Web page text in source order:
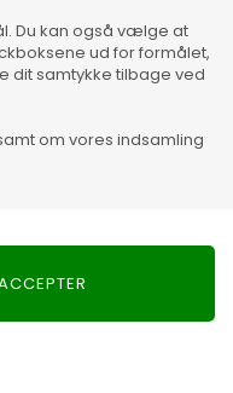
Du kan også vælge at
ud for formålet,
dit samtykke tilbage ved
om vores indsamling